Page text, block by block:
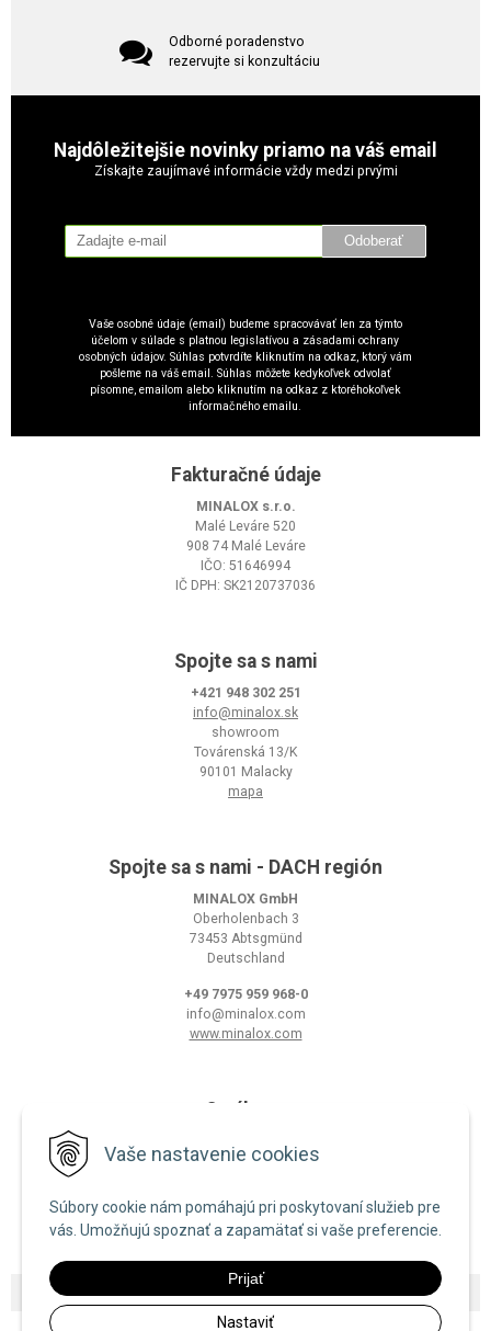
Vaše nastavenie cookies
Súbory cookie nám pomáhajú pri poskytovaní služieb pre
vás. Umožňujú spoznať a zapamätať si vaše preferencie.
Prijať
Nastaviť
Odborné poradenstvo
rezervujte si konzultáciu
Najdôležitejšie novinky priamo na váš email
Získajte zaujímavé informácie vždy medzi prvými
Odoberať
Vaše osobné údaje (email) budeme spracovávať len za týmto
účelom v súlade s platnou legislatívou a zásadami ochrany
osobných údajov. Súhlas potvrdíte kliknutím na odkaz, ktorý vám
pošleme na váš email. Súhlas môžete kedykoľvek odvolať
písomne, emailom alebo kliknutím na odkaz z ktoréhokoľvek
informačného emailu.
Fakturačné údaje
MINALOX s.r.o.
Malé Leváre 520
908 74 Malé Leváre
IČO: 51646994
IČ DPH: SK2120737036
Spojte sa s nami
+421 948 302 251
info@minalox.sk
showroom
Továrenská 13/K
90101 Malacky
mapa
Spojte sa s nami - DACH región
MINALOX GmbH
Oberholenbach 3
73453 Abtsgmünd
Deutschland
+49 7975 959 968-0
info@minalox.com
www.minalox.com
O nákupe
Zásady používania cookies